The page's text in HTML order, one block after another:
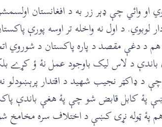
او وائي چې ډېر زر به د افغانستان
د اول نه واخله تر اوسه پورې
هم د دغې مقصد د پاره پاکستان د
د لاس ليک باوجود عمل نۀ ؤ
نجيب شهيد د اقتدار پرېښودلو نه
پۀ کابل قابض شو چې پۀ هغې باندې
پۀ ټوله نړۍ کښې د اختلاف سره مخامخ